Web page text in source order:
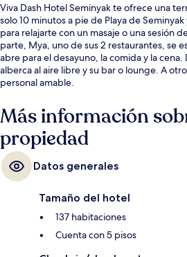
Viva Dash Hotel Seminyak te ofrece una
solo 10 minutos a pie de Playa de
para relajarte con un masaje o una sesión
parte, Mya, uno de sus 2 restaurantes, se
abre para el desayuno, la comida y la cena.
alberca al aire libre y su bar o lounge. A
personal amable.
Más información
propiedad
Datos generales
Tamaño del hotel
137 habitaciones
Cuenta con 5 pisos